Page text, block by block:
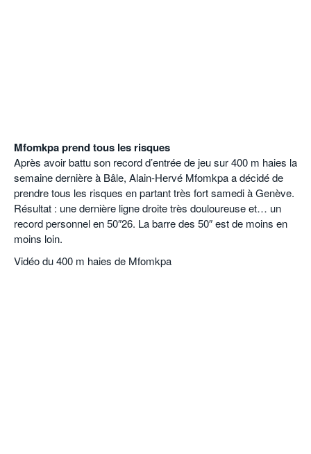
Mfomkpa prend tous les risques
Après avoir battu son record d’entrée de jeu sur 400 m haies la
semaine dernière à Bâle, Alain-Hervé Mfomkpa a décidé de
prendre tous les risques en partant très fort samedi à Genève.
Résultat : une dernière ligne droite très douloureuse et… un
record personnel en 50″26. La barre des 50″ est de moins en
moins loin.
Vidéo du 400 m haies de Mfomkpa